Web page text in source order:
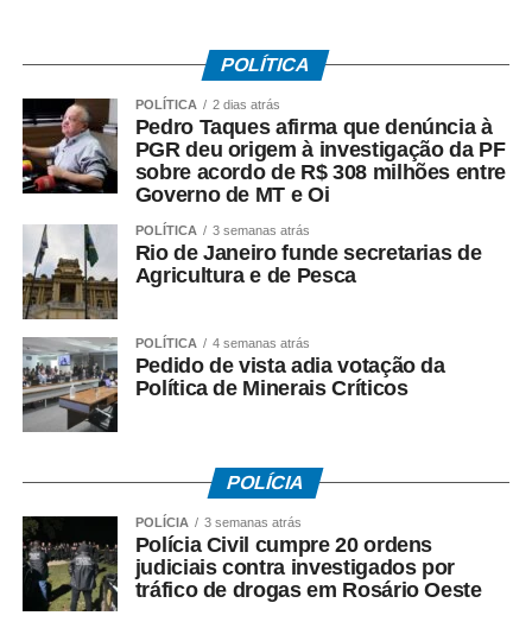
histórico e cultural que não encontra paralelo em outras
convivem Pantanal (60%), Cerrado (25%) e transição
para a Amazônia (15%), essa área detém condições
excepcionais para se consolidar como destino turístico de
referência internacional, gerando desenvolvimento
econômico sem renunciar à preservação.
Este texto detalha fundamentos, dados concretos,
oportunidades e diretrizes para estruturar esse
crescimento, alinhando potencial local, demanda global e
responsabilidade compartilhada entre setor público,
iniciativa privada e comunidades.
Expressivos
A região conta com atrativos únicos respaldados por
dados técnicos:
– Biodiversidade: Mais de 95 espécies de mamíferos, 660
POLÍTICA
POLÍTICA 2 dias atrás
Pedro Taques afirma que denúncia à
PGR deu origem à investigação da PF
sobre acordo de R$ 308 milhões entre
Governo de MT e Oi
POLÍTICA 3 semanas atrás
Rio de Janeiro funde secretarias de
Agricultura e de Pesca
POLÍTICA 4 semanas atrás
Pedido de vista adia votação da
Política de Minerais Críticos
POLÍCIA
POLÍCIA 3 semanas atrás
Polícia Civil cumpre 20 ordens
judiciais contra investigados por
tráfico de drogas em Rosário Oeste